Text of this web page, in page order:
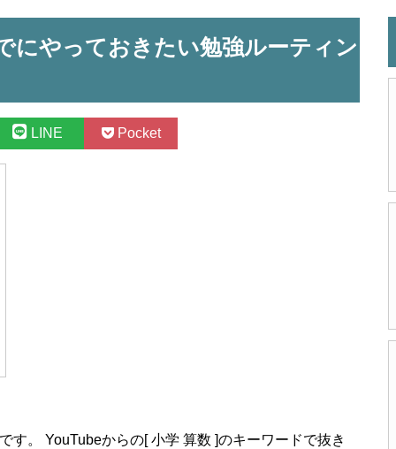
にやっておきたい勉強ルーティン
LINE Pocket
す。 YouTubeからの[ 小学 算数 ]のキーワードで抜き